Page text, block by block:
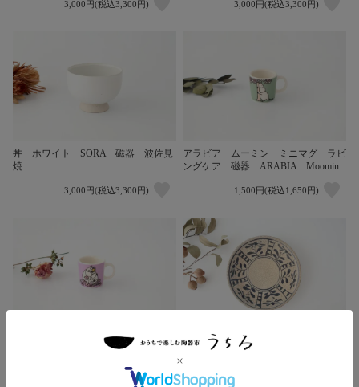
3,000円(税込3,300円) 3,000円(税込3,300円)
丼 ホワイト SORA 磁器 波佐見
焼
3,000円(税込3,300円)
アラビア ムーミン ミニマグ ラビ
ングケア 磁器 ARABIA Moomin
1,500円(税込1,650円)
アラビア ムーミン ミニマグ スイ
ートハーツ 磁器 ARABIA
絵瀬戸陶胎染付7寸皿 陶器 喜多窯
霞仙 加藤裕重 瀬戸焼